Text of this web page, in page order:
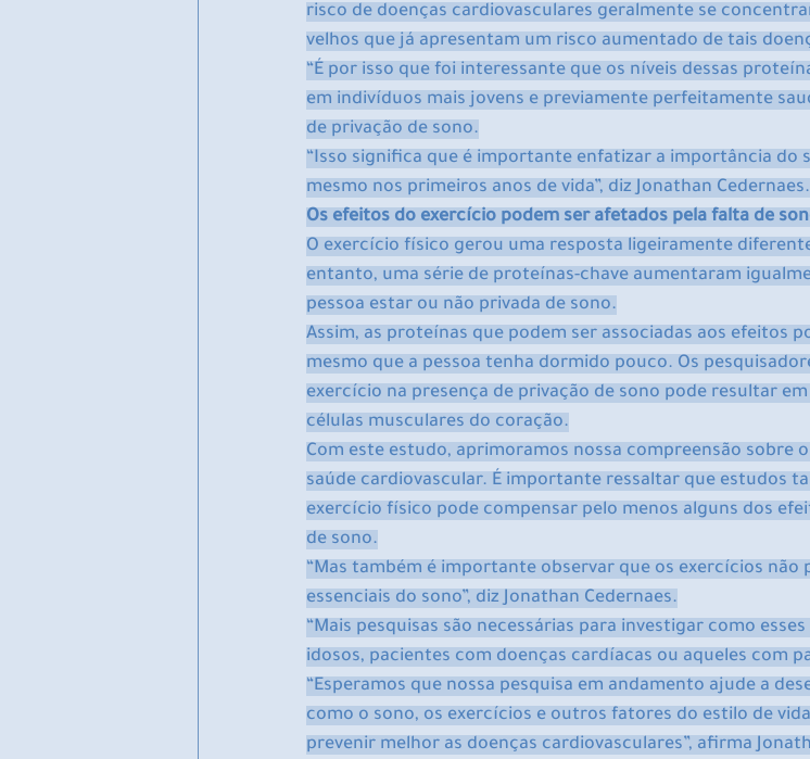
risco de doenças cardiovasculares geralmente se
velhos que já apresentam um risco aumentado de tais
“É por isso que foi interessante que os níveis dessas
em indivíduos mais jovens e previamente perfeitamente
de privação de sono.
“Isso significa que é importante enfatizar a importância do
mesmo nos primeiros anos de vida”, diz Jonathan Cedernaes.
Os efeitos do exercício podem ser afetados pela falta de
O exercício físico gerou uma resposta ligeiramente
entanto, uma série de proteínas-chave aumentaram
pessoa estar ou não privada de sono.
Assim, as proteínas que podem ser associadas aos efeitos
mesmo que a pessoa tenha dormido pouco. Os
exercício na presença de privação de sono pode resultar
células musculares do coração.
Com este estudo, aprimoramos nossa compreensão sobre
saúde cardiovascular. É importante ressaltar que estudos
exercício físico pode compensar pelo menos alguns dos
de sono.
“Mas também é importante observar que os exercícios
essenciais do sono”, diz Jonathan Cedernaes.
“Mais pesquisas são necessárias para investigar como
idosos, pacientes com doenças cardíacas ou aqueles com
“Esperamos que nossa pesquisa em andamento ajude a
como o sono, os exercícios e outros fatores do estilo de
prevenir melhor as doenças cardiovasculares”, afirma